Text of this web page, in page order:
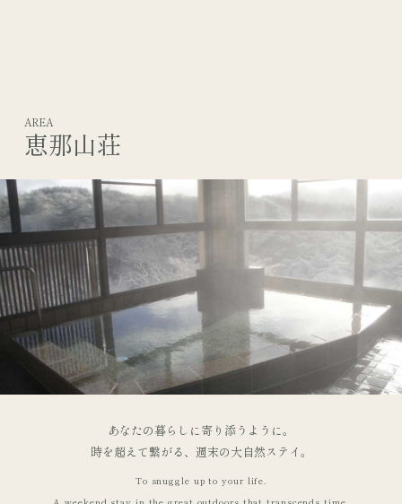
AREA
恵那山荘
あなたの暮らしに寄り添うように。
時を超えて繋がる、週末の大自然ステイ。
To snuggle up to your life.